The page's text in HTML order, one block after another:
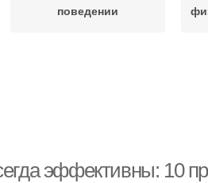
поведении
эффективны: 10